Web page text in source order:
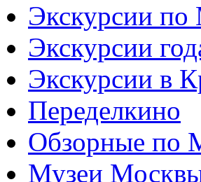
Экскурсии по
Экскурсии
Экскурсии в
Переделкино
Обзорные по
Музеи